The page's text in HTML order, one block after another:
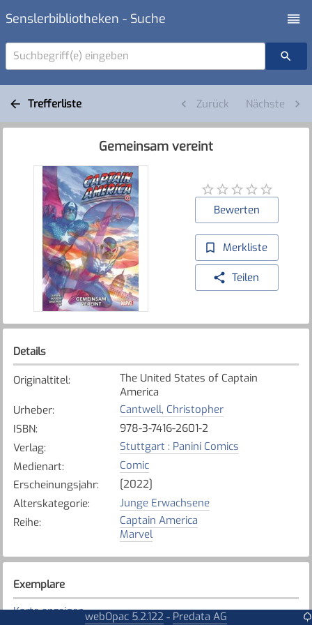
Senslerbibliotheken - Suche
Suchbegriff(e) eingeben
Trefferliste Zurück Nächste
Gemeinsam vereint
Bewerten
Merkliste
Teilen
Details
Originaltitel:
The United States of Captain
America
Urheber:
Cantwell, Christopher
ISBN:
978-3-7416-2601-2
Verlag:
Stuttgart : Panini Comics
Medienart:
Comic
Erscheinungsjahr:
[2022]
Alterskategorie:
Junge Erwachsene
Reihe:
Captain America
Marvel
Exemplare
Karte anzeigenwebOpac 5.2.122 - Predata AG